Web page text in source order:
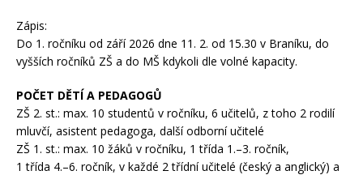
Zápis:
Do 1. ročníku od září 2026 dne 11. 2. od 15.30 v Braníku, do
vyšších ročníků ZŠ a do MŠ kdykoli dle volné kapacity.
POČET DĚTÍ A PEDAGOGŮ
ZŠ 2. st.: max. 10 studentů v ročníku, 6 učitelů, z toho 2 rodilí
mluvčí, asistent pedagoga, další odborní učitelé
ZŠ 1. st.: max. 10 žáků v ročníku, 1 třída 1.–3. ročník,
1 třída 4.–6. ročník, v každé 2 třídní učitelé (český a anglický) a